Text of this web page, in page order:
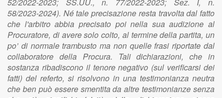
58/2023-2024). Né tale precisazione resta travolta dal fatto
che l'arbitro abbia precisato poi nella sua audizione al
Procuratore, di avere solo colto, al termine della partita, un
po’ di normale trambusto ma non quelle frasi riportate dal
collaboratore della Procura. Tali dichiarazioni, che in
sostanza ribadiscono il tenore negativo (sul verificarsi dei
fatti) del referto, si risolvono in una testimonianza neutra
che ben può essere smentita da altre testimonianze senza